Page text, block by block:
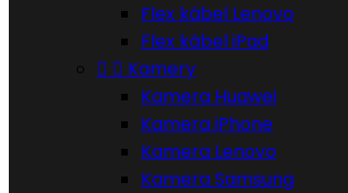
Flex kábel Lenovo
Flex kábel iPad
  Kamery
Kamera Huawei
Kamera iPhone
Kamera Lenovo
Kamera Samsung